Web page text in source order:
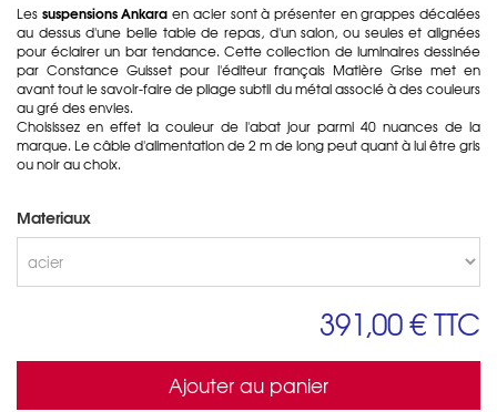
Les suspensions Ankaraen acier sont à présenter en grappes décalées
au dessus d'une belle table de repas, d'un salon, ou seules et alignées
pour éclairer un bar tendance. Cette collection de luminaires dessinée
par Constance Guisset pour l'éditeur français Matière Grise met en
avant tout le savoir-faire de pliage subtil du métal associé à des couleurs
au gré des envies.
Choisissez en effet la couleur de l'abat jour parmi 40 nuances de la
marque. Le câble d'alimentation de 2 m de long peut quant à lui être gris
ou noir au choix.
Materiaux
391,00 €TTC
Ajouter au panier